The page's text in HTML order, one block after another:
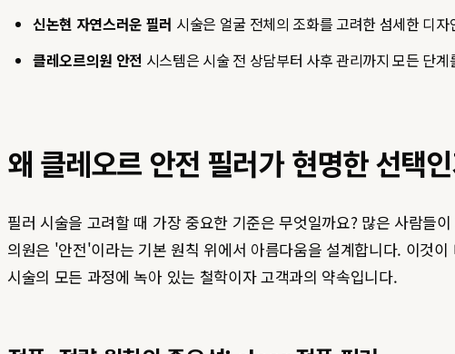
신논현 자연스러운 필러 시술은 얼굴 전체의 조화를 고려한 섬세한 디
클레오르의원 안전 시스템은 시술 전 상담부터 사후 관리까지 모든 단
왜 클레오르 안전 필러가 현명한 선택
필러 시술을 고려할 때 가장 중요한 기준은 무엇일까요? 많은 사람들
의원은 '안전'이라는 기본 원칙 위에서 아름다움을 설계합니다. 이것
시술의 모든 과정에 녹아 있는 철학이자 고객과의 약속입니다.